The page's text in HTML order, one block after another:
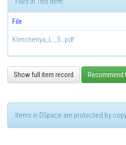
File
Klimchenya_L._S..pdf
Show full item record Recommend
Items in DSpace are protected by